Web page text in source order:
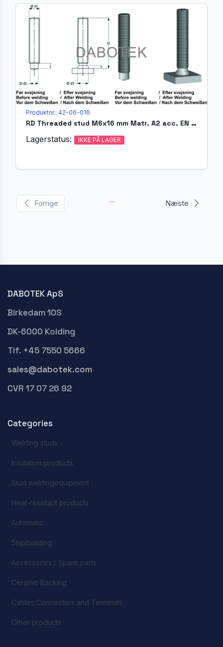
Produktnr.: 42-06-016
RD Threaded stud M6x16 mm Matr. A2 acc. EN ISO 13918 (MR)
Lagerstatus: IKKE PÅ LAGER
Forrige ... Næste
DABOTEK ApS
Birkedam 10S
DK-6000 Kolding
Tlf. +45 7550 5666
sales@dabotek.com
CVR 17 07 26 92
Categories
Welding studs
Insulation products
Stud weldingequipment
Heat-resistant products
Automatic
Shipbuilding
Accessories / Spare parts
Ceramic Backing
Cables Connectors and Terminals
Other products